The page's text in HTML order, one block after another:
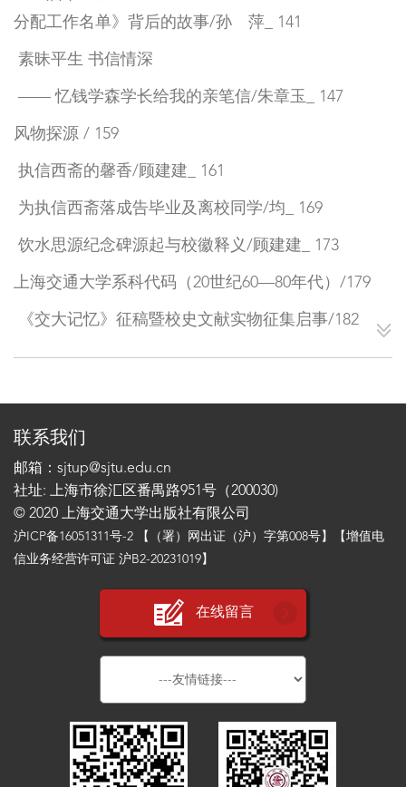
分配工作名单》背后的故事/孙 萍_ 141
素昧平生 书信情深
—— 忆钱学森学长给我的亲笔信/朱章玉_ 147
风物探源 / 159
执信西斋的馨香/顾建建_ 161
为执信西斋落成告毕业及离校同学/均_ 169
饮水思源纪念碑源起与校徽释义/顾建建_ 173
上海交通大学系科代码（20世纪60—80年代）/179
《交大记忆》征稿暨校史文献实物征集启事/182
联系我们
邮箱：sjtup@sjtu.edu.cn
社址: 上海市徐汇区番禺路951号（200030)
© 2020 上海交通大学出版社有限公司
沪ICP备16051311号-2 【（署）网出证（沪）字第008号】【增值电
信业务经营许可证 沪B2-20231019】
在线留言